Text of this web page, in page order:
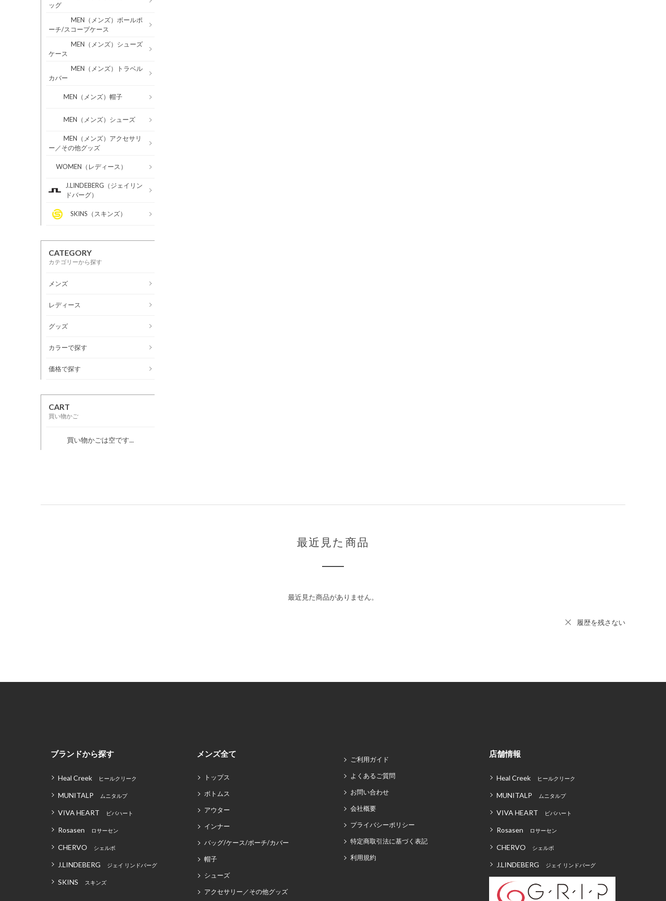
ッグ
MEN（メンズ）ボールポ
ーチ/スコープケース
MEN（メンズ）シューズ
ケース
MEN（メンズ）トラベル
カバー
MEN（メンズ）帽子
MEN（メンズ）シューズ
MEN（メンズ）アクセサリ
ー／その他グッズ
WOMEN（レディース）
J.LINDEBERG（ジェイリン
ドバーグ）
SKINS（スキンズ）
CATEGORY
カテゴリーから探す
メンズ
レディース
グッズ
カラーで探す
価格で探す
CART
買い物かご
買い物かごは空です...
最近見た商品
最近見た商品がありません。
履歴を残さない
ブランドから探す
Heal Creek ヒールクリーク
MUNITALP ムニタルプ
VIVA HEART ビバハート
Rosasen ロサーセン
CHERVO シェルボ
J.LINDEBERG ジェイ リンドバーグ
SKINS スキンズ
メンズ全て
トップス
ボトムス
アウター
インナー
バッグ/ケース/ポーチ/カバー
帽子
シューズ
アクセサリー／その他グッズ
ご利用ガイド
よくあるご質問
お問い合わせ
会社概要
プライバシーポリシー
特定商取引法に基づく表記
利用規約
店舗情報
Heal Creek ヒールクリーク
MUNITALP ムニタルプ
VIVA HEART ビバハート
Rosasen ロサーセン
CHERVO シェルボ
J.LINDEBERG ジェイ リンドバーグ